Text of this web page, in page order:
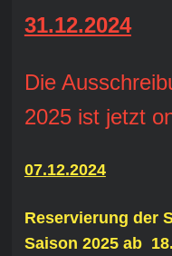
31.12.2024
Die
2025 ist jetzt
07.12.2024
Reservierung der
Saison 2025 ab